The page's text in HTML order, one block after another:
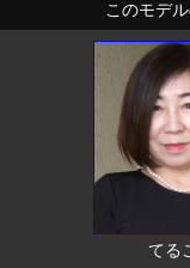
このモデ
てる